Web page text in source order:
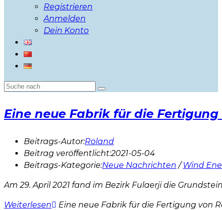
Registrieren
Anmelden
Dein Konto
Eine neue Fabrik für die
Beitrags-Autor:Roland
Beitrag veröffentlicht:2021-05-04
Beitrags-Kategorie:Neue Nachrichten / Wind
Am 29. April 2021 fand im Bezirk Fulaerji die
Weiterlesen Eine neue Fabrik für die Fertigung von